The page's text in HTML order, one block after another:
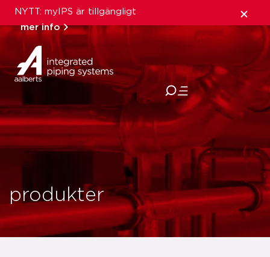
NYTT: myIPS är tillgängligt
mer info
stäng
produkter